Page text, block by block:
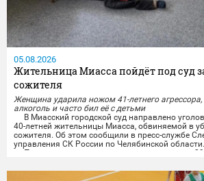
05.08.2026
Жительница Миасса пойдёт под суд
сожителя
Женщина ударила ножом 41-летнего
алкоголь и часто бил её с детьми
В Миасский городской суд направлено
40-летней жительницы Миасса, обвиняемой в
сожителя. Об этом сообщили в пресс-службе
управления СК России по Челябинской области.
По версии следствия, трагедия произошла 29
сожителем произошёл конфликт, причиной